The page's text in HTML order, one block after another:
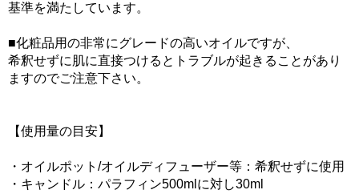
基準を満たしています。
■化粧品用の非常にグレードの高いオイルですが、
希釈せずに肌に直接つけるとトラブルが起きることがあり
ますのでご注意下さい。
【使用量の目安】
・オイルポット/オイルディフューザー等：希釈せずに使用
・キャンドル：パラフィン500mlに対し30ml